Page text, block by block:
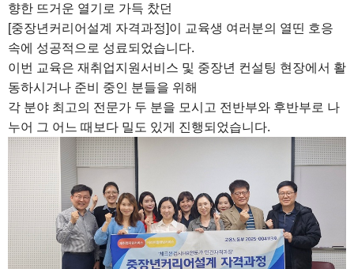
향한 뜨거운 열기로 가득 찼던
[중장년커리어설계 자격과정]이 교육생 여러분의 열띤 호응
속에 성공적으로 성료되었습니다.
이번 교육은 재취업지원서비스 및 중장년 컨설팅 현장에서 활
동하시거나 준비 중인 분들을 위해
각 분야 최고의 전문가 두 분을 모시고 전반부와 후반부로 나
누어 그 어느 때보다 밀도 있게 진행되었습니다.